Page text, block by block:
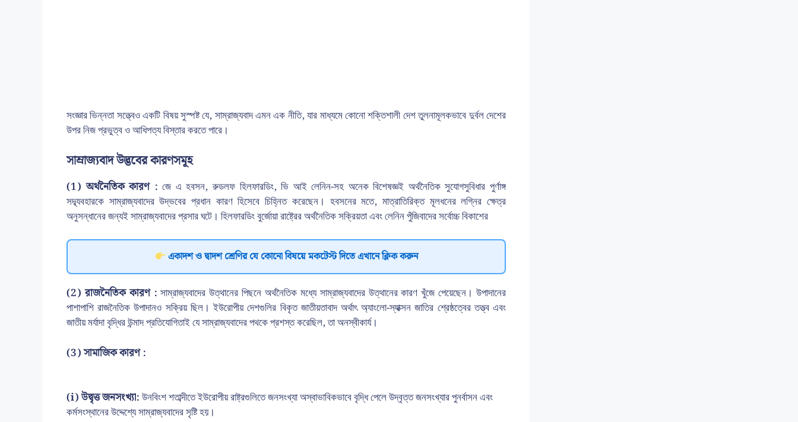
সংজ্ঞার ভিন্নতা সত্ত্বেও একটি বিষয় সুস্পষ্ট যে, সাম্রাজ্যবাদ এমন এক নীতি, যার মাধ্যমে কোনো শক্তিশালী দেশ তুলনামূলকভাবে দুর্বল দেশের
উপর নিজ প্রভুত্ব ও আধিপত্য বিস্তার করতে পারে।
সাম্রাজ্যবাদ উদ্ভবের কারণসমূহ
(1) অর্থনৈতিক কারণ :জে এ হবসন, রুডলফ হিলফারডিং, ভি আই লেনিন-সহ অনেক বিশেষজ্ঞই অর্থনৈতিক সুযোগসুবিধার পুর্ণাঙ্গ
সদ্ব্যবহারকে সাম্রাজ্যবাদের উদ্ভবের প্রধান কারণ হিসেবে চিহ্নিত করেছেন। হবসনের মতে, মাত্রাতিরিক্ত মূলধনের লগ্নির ক্ষেত্র
অনুসন্ধানের জন্যই সাম্রাজ্যবাদের প্রসার ঘটে। হিলফারডিং বুর্জোয়া রাষ্ট্রের অর্থনৈতিক সক্রিয়তা এবং লেনিন পুঁজিবাদের সর্বোচ্চ বিকাশের
একাদশ ও দ্বাদশ শ্রেণির যে কোনো বিষয়ে মকটেস্ট দিতে এখানে ক্লিক করুন
(2) রাজনৈতিক কারণ :সাম্রাজ্যবাদের উত্থানের পিছনে অর্থনৈতিক মধ্যে সাম্রাজ্যবাদের উত্থানের কারণ খুঁজে পেয়েছেন। উপাদানের
পাশাপাশি রাজনৈতিক উপাদানও সক্রিয় ছিল। ইউরোপীয় দেশগুলির বিকৃত জাতীয়তাবাদ অর্থাৎ অ্যাংলো-স্যাক্সন জাতির শ্রেষ্ঠত্বের তত্ত্ব এবং
জাতীয় মর্যাদা বৃদ্ধির উন্মাদ প্রতিযোগিতাই যে সাম্রাজ্যবাদের পথকে প্রশস্ত করেছিল, তা অনস্বীকার্য।
(3) সামাজিক কারণ :
(i) উদ্বৃত্ত জনসংখ্যা:উনবিংশ শতাব্দীতে ইউরোপীয় রাষ্ট্রগুলিতে জনসংখ্যা অস্বাভাবিকভাবে বৃদ্ধি পেলে উদ্বৃত্ত জনসংখ্যার পুনর্বাসন এবং
কর্মসংস্থানের উদ্দেশ্যে সাম্রাজ্যবাদের সৃষ্টি হয়।